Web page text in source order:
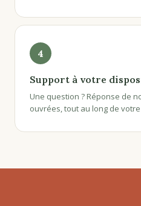
4
Support à votre
Une question ? Réponse de
ouvrées, tout au long de